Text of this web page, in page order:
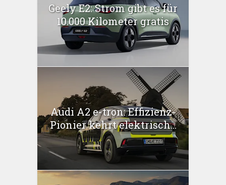
Geely E2: Strom gibt es für
10.000 Kilometer gratis
Audi A2 e-tron: Effizienz-
Pionier kehrt elektrisch...